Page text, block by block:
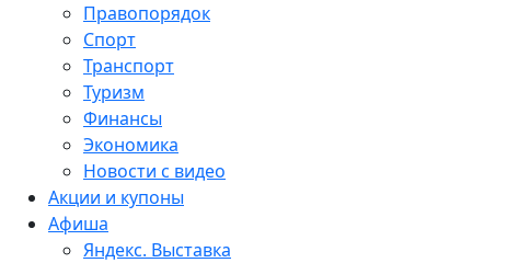
Правопорядок
Спорт
Транспорт
Туризм
Финансы
Экономика
Новости с видео
Акции и купоны
Афиша
Яндекс. Выставка